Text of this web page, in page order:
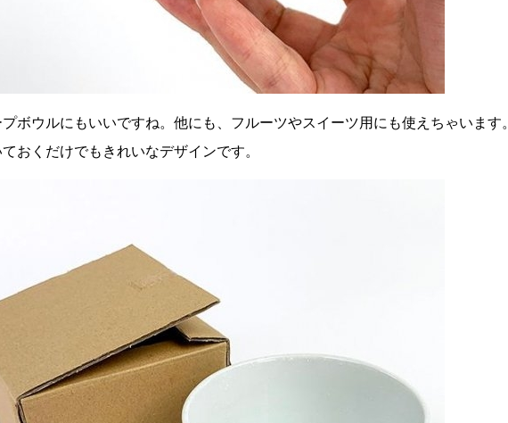
ボウルにもいいですね。他にも、フルーツやスイーツ用にも使えちゃいます。
おくだけでもきれいなデザインです。